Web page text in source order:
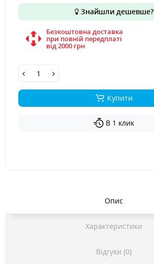
Знайшли дешевше?
Безкоштовна доставка
при повній передплаті
вiд 2000 грн
Купити
В 1 клик
Опис
Характеристики
Відгуки (0)